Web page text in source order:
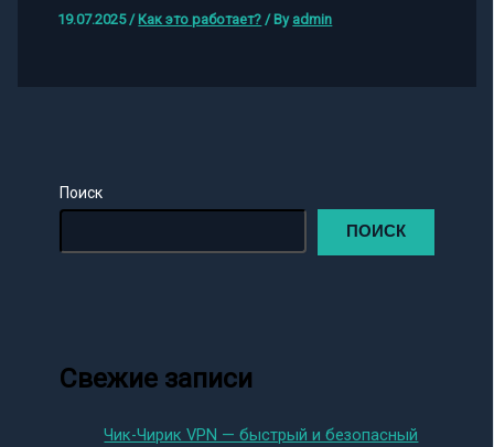
19.07.2025 /Как это работает? / By admin
Поиск
ПОИСК
Свежие записи
Чик-Чирик VPN — быстрый и безопасный